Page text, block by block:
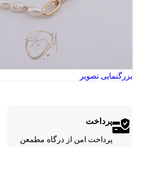
بزرگنمایی تصویر
پرداخت
پرداخت امن از درگاه مطمعن